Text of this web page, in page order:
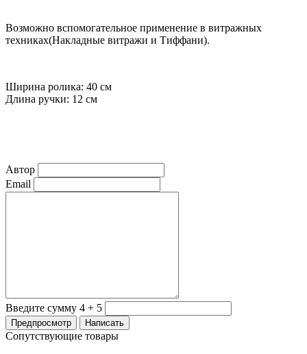
Возможно вспомогательное применение в витражных
техниках(Накладные витражи и Тиффани).
Ширина ролика: 40 см
Длина ручки: 12 см
Автор
Email
Введите сумму 4 + 5
Сопутствующие товары